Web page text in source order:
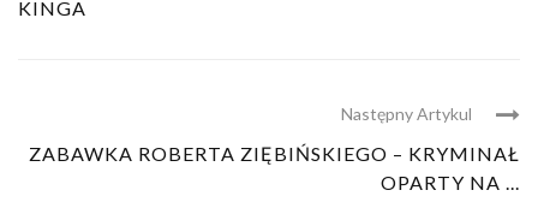
KINGA
Następny Artykul
ZABAWKA ROBERTA ZIĘBIŃSKIEGO – KRYMINAŁ
OPARTY NA ...